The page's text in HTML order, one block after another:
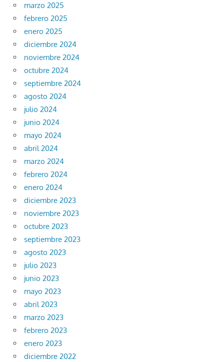
marzo 2025
febrero 2025
enero 2025
diciembre 2024
noviembre 2024
octubre 2024
septiembre 2024
agosto 2024
julio 2024
junio 2024
mayo 2024
abril 2024
marzo 2024
febrero 2024
enero 2024
diciembre 2023
noviembre 2023
octubre 2023
septiembre 2023
agosto 2023
julio 2023
junio 2023
mayo 2023
abril 2023
marzo 2023
febrero 2023
enero 2023
diciembre 2022